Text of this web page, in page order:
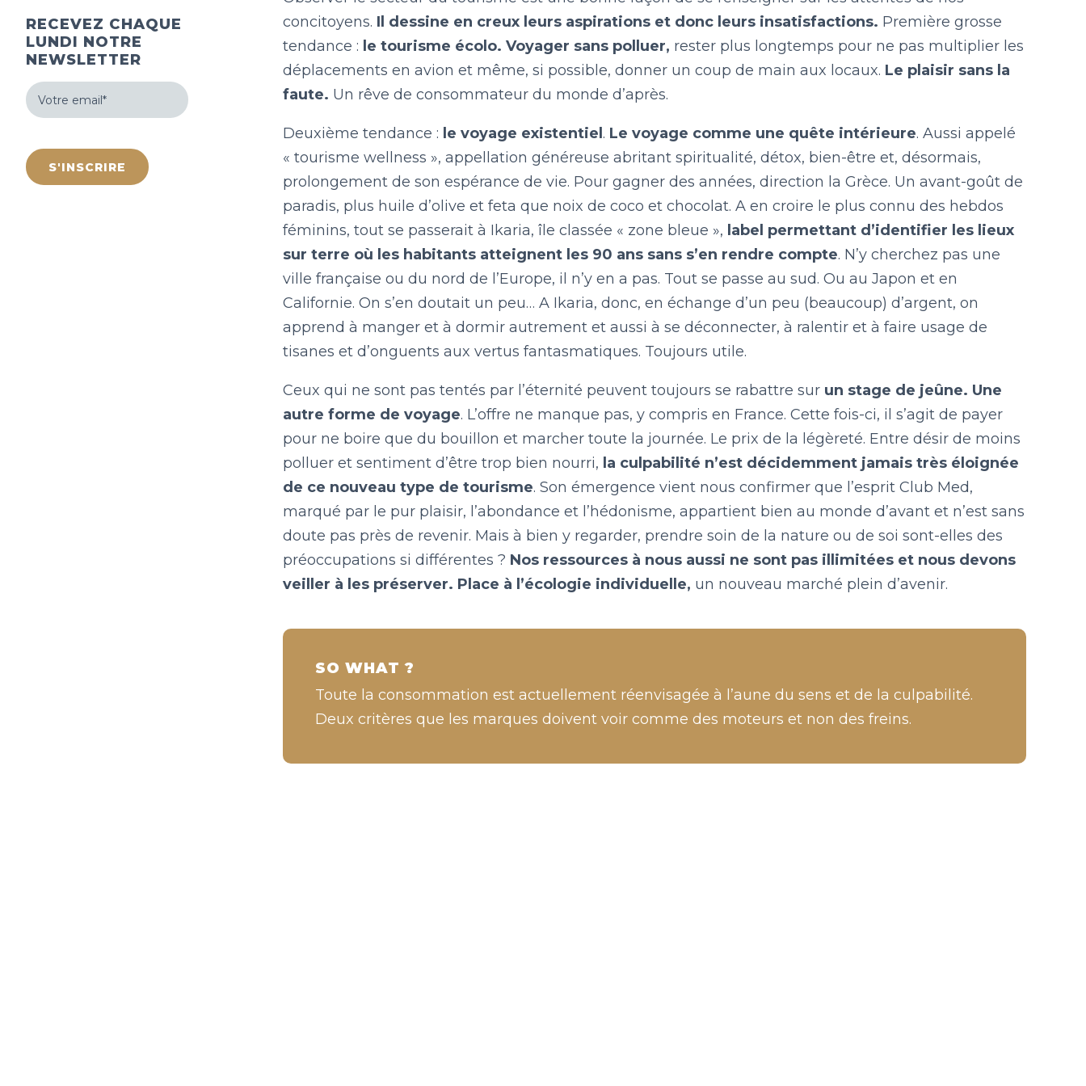
LE BILLET DU LUNDI
CONTACT
RECEVEZ CHAQUE
LUNDI NOTRE
NEWSLETTER
Votre
email
(Nécessaire)
concitoyens. Il dessine en creux leurs aspirations et donc leurs insatisfactions. Première grosse
tendance : le tourisme écolo. Voyager sans polluer, rester plus longtemps pour ne pas multiplier les
déplacements en avion et même, si possible, donner un coup de main aux locaux. Le plaisir sans la
faute. Un rêve de consommateur du monde d’après.
Deuxième tendance : le voyage existentiel . Le voyage comme une quête intérieure. Aussi appelé
« tourisme wellness », appellation généreuse abritant spiritualité, détox, bien-être et, désormais,
prolongement de son espérance de vie. Pour gagner des années, direction la Grèce. Un avant-goût de
paradis, plus huile d’olive et feta que noix de coco et chocolat. A en croire le plus connu des hebdos
féminins, tout se passerait à Ikaria, île classée « zone bleue », label permettant d’identifier les lieux
sur terre où les habitants atteignent les 90 ans sans s’en rendre compte. N’y cherchez pas une
ville française ou du nord de l’Europe, il n’y en a pas. Tout se passe au sud. Ou au Japon et en
Californie. On s’en doutait un peu… A Ikaria, donc, en échange d’un peu (beaucoup) d’argent, on
apprend à manger et à dormir autrement et aussi à se déconnecter, à ralentir et à faire usage de
tisanes et d’onguents aux vertus fantasmatiques. Toujours utile.
Ceux qui ne sont pas tentés par l’éternité peuvent toujours se rabattre sur un stage de jeûne. Une
autre forme de voyage. L’offre ne manque pas, y compris en France. Cette fois-ci, il s’agit de payer
pour ne boire que du bouillon et marcher toute la journée. Le prix de la légèreté. Entre désir de moins
polluer et sentiment d’être trop bien nourri, la culpabilité n’est décidemment jamais très éloignée
de ce nouveau type de tourisme. Son émergence vient nous confirmer que l’esprit Club Med,
marqué par le pur plaisir, l’abondance et l’hédonisme, appartient bien au monde d’avant et n’est sans
doute pas près de revenir. Mais à bien y regarder, prendre soin de la nature ou de soi sont-elles des
préoccupations si différentes ? Nos ressources à nous aussi ne sont pas illimitées et nous devons
veiller à les préserver. Place à l’écologie individuelle, un nouveau marché plein d’avenir.
SO WHAT ?
Toute la consommation est actuellement réenvisagée à l’aune du sens et de la culpabilité.
Deux critères que les marques doivent voir comme des moteurs et non des freins.